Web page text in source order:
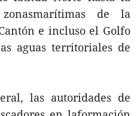
de la
e incluso el Golfo
aguas territoriales de
las autoridades de